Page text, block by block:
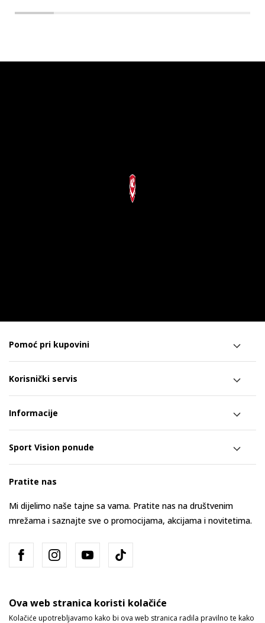
Pomoć pri kupovini
Korisnički servis
Informacije
Sport Vision ponude
Pratite nas
Mi dijelimo naše tajne sa vama. Pratite nas na društvenim
mrežama i saznajte sve o promocijama, akcijama i novitetima.
Ova web stranica koristi kolačiće
Kolačiće upotrebljavamo kako bi ova web stranica radila pravilno te kako